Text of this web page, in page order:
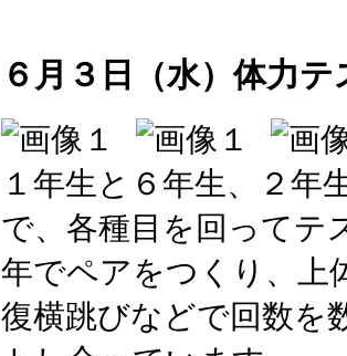
６月３日（水）体力テ
１年生と６年生、２年
で、各種目を回ってテ
年でペアをつくり、上
復横跳びなどで回数を